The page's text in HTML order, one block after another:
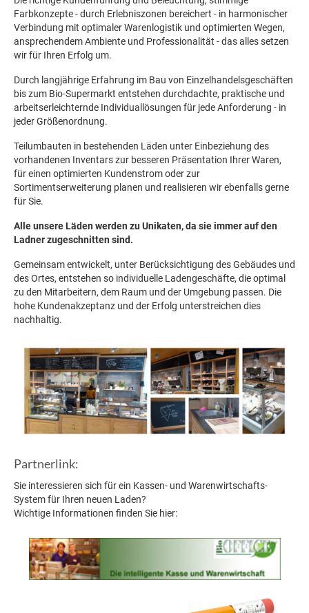
Farbkonzepte - durch Erlebniszonen bereichert - in harmonischer
Verbindung mit optimaler Warenlogistik und optimierten Wegen,
ansprechendem Ambiente und Professionalität - das alles setzen
wir für Ihren Erfolg um.
Durch langjährige Erfahrung im Bau von Einzelhandelsgeschäften
bis zum Bio-Supermarkt entstehen durchdachte, praktische und
arbeitserleichternde Individuallösungen für jede Anforderung - in
jeder Größenordnung.
Teilumbauten in bestehenden Läden unter Einbeziehung des
vorhandenen Inventars zur besseren Präsentation Ihrer Waren,
für einen optimierten Kundenstrom oder zur
Sortimentserweiterung planen und realisieren wir ebenfalls gerne
für Sie.
Alle unsere Läden werden zu Unikaten, da sie immer auf den
Ladner zugeschnitten sind.
Gemeinsam entwickelt, unter Berücksichtigung des Gebäudes und
des Ortes, entstehen so individuelle Ladengeschäfte, die optimal
zu den Mitarbeitern, dem Raum und der Umgebung passen. Die
hohe Kundenakzeptanz und der Erfolg unterstreichen dies
nachhaltig.
Partnerlink:
Sie interessieren sich für ein Kassen- und Warenwirtschafts-
System für Ihren neuen Laden?
Wichtige Informationen finden Sie hier: